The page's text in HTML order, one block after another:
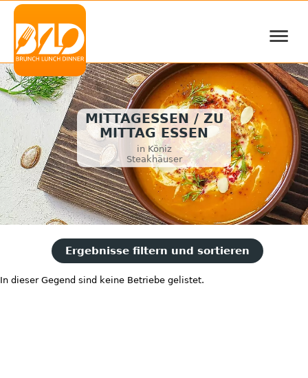
≡
MITTAGESSEN / ZU
MITTAG ESSEN
in Köniz
Steakhäuser
Ergebnisse filtern und sortieren
In dieser Gegend sind keine Betriebe gelistet.